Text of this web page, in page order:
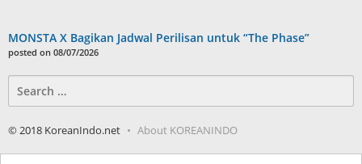
MONSTA X Bagikan Jadwal Perilisan untuk “The Phase”
posted on 08/07/2026
for:
© 2018 KoreanIndo.net About KOREANINDO